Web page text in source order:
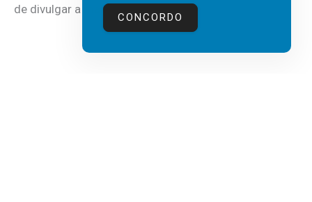
de divulgar a mais recente...
CONCORDO